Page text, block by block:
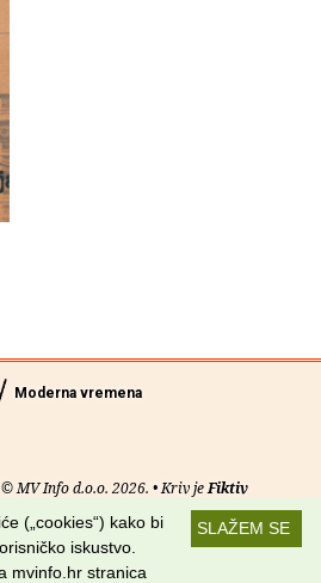
Moderna vremena
MV Info d.o.o. 2026. • Kriv jeFiktiv
Uvjeti korištenja RSS kanali
Potraži nas na:
SLAŽEM SE
(„cookies“) kako bi
iskustvo.
mvinfo.hr stranica